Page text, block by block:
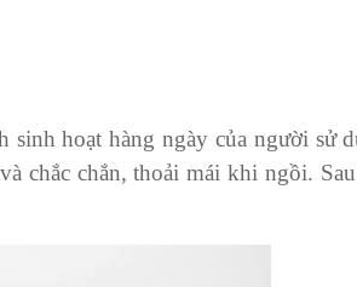
hoạt hàng ngày của người
chắc chắn, thoải mái khi ngồi.